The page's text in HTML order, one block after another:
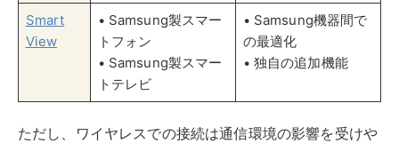
YouTubeをテレビで見るときの推奨環
境